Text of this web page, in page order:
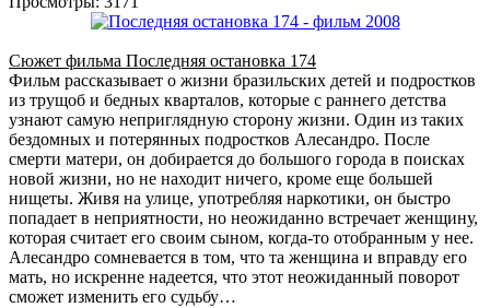
Сюжет фильма Последняя остановка 174
Фильм рассказывает о жизни бразильских детей и подростков
из трущоб и бедных кварталов, которые с раннего детства
узнают самую неприглядную сторону жизни. Один из таких
бездомных и потерянных подростков Алесандро. После
смерти матери, он добирается до большого города в поисках
новой жизни, но не находит ничего, кроме еще большей
нищеты. Живя на улице, употребляя наркотики, он быстро
попадает в неприятности, но неожиданно встречает женщину,
которая считает его своим сыном, когда-то отобранным у нее.
Алесандро сомневается в том, что та женщина и вправду его
мать, но искренне надеется, что этот неожиданный поворот
сможет изменить его судьбу…